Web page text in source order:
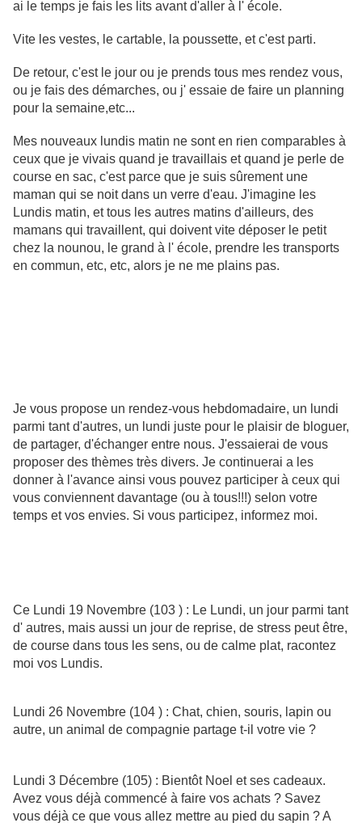
ai le temps je fais les lits avant d'aller à l' école.
Vite les vestes, le cartable, la poussette, et c'est parti.
De retour, c'est le jour ou je prends tous mes rendez vous,
ou je fais des démarches, ou j' essaie de faire un planning
pour la semaine,etc...
Mes nouveaux lundis matin ne sont en rien comparables à
ceux que je vivais quand je travaillais et quand je perle de
course en sac, c'est parce que je suis sûrement une
maman qui se noit dans un verre d'eau. J'imagine les
Lundis matin, et tous les autres matins d'ailleurs, des
mamans qui travaillent, qui doivent vite déposer le petit
chez la nounou, le grand à l' école, prendre les transports
en commun, etc, etc, alors je ne me plains pas.
Je vous propose un rendez-vous hebdomadaire, un lundi
parmi tant d'autres, un lundi juste pour le plaisir de bloguer,
de partager, d'échanger entre nous. J'essaierai de vous
proposer des thèmes très divers. Je continuerai a les
donner à l'avance ainsi vous pouvez participer à ceux qui
vous conviennent davantage (ou à tous!!!) selon votre
temps et vos envies. Si vous participez, informez moi.
Ce Lundi 19 Novembre (103 ) : Le Lundi, un jour parmi tant
d' autres, mais aussi un jour de reprise, de stress peut être,
de course dans tous les sens, ou de calme plat, racontez
moi vos Lundis.
Lundi 26 Novembre (104 ) : Chat, chien, souris, lapin ou
autre, un animal de compagnie partage t-il votre vie ?
Lundi 3 Décembre (105) : Bientôt Noel et ses cadeaux.
Avez vous déjà commencé à faire vos achats ? Savez
vous déjà ce que vous allez mettre au pied du sapin ? A